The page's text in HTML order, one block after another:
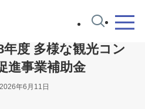
年度 多様な観光コン
進事業補助金
2026年6月11日